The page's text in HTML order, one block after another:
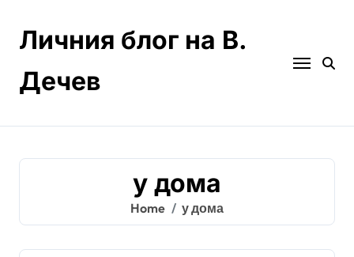
contentЛичния блог на В.
Дечев
у дома
Home у дома